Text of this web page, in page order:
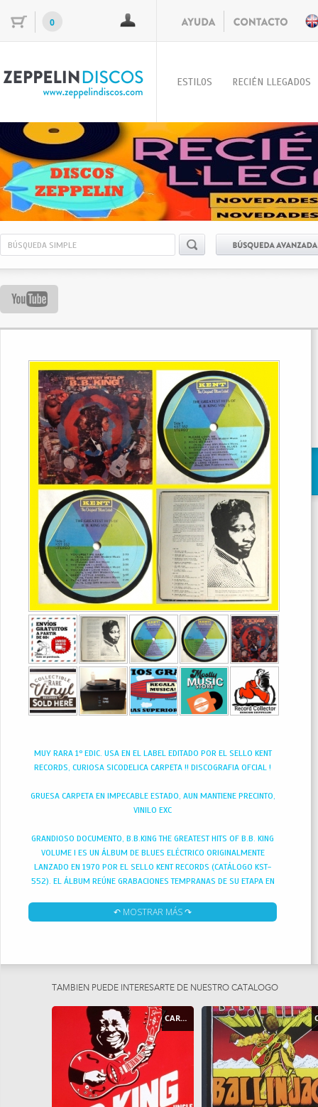
0
ESTILOS RECIÉN LLEGADOS
MUY RARA 1º EDIC. USA EN EL LABEL EDITADO POR EL SELLO KENT
RECORDS, CURIOSA SICODELICA CARPETA !! DISCOGRAFIA OFCIAL !
GRUESA CARPETA EN IMPECABLE ESTADO, AUN MANTIENE PRECINTO,
VINILO EXC
GRANDIOSO DOCUMENTO, B.B.KING THE GREATEST HITS OF B.B. KING
VOLUME I ES UN ÁLBUM DE BLUES ELÉCTRICO ORIGINALMENTE
LANZADO EN 1970 POR EL SELLO KENT RECORDS (CATÁLOGO KST-
552). EL ÁLBUM REÚNE GRABACIONES TEMPRANAS DE SU ETAPA EN
PREVIAMENTE EN FORMATOS DE 78 RPM
↶ MOSTRAR MÁS ↷
TAMBIEN PUEDE INTERESARTE DE NUESTRO CATÁLOGO
CARTEL - POSTER